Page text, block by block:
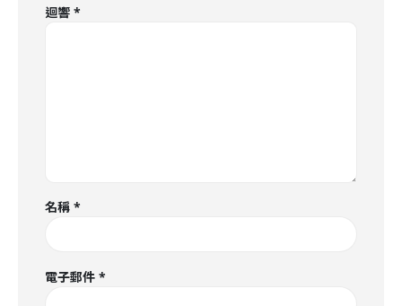
迴響 *
名稱 *
電子郵件 *